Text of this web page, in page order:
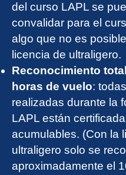
del curso LAPL se
convalidar para el
algo que no es
licencia de ultraligero.
Reconocimiento
horas de vuelo:
realizadas durante la
LAPL están
acumulables. (Con la
ultraligero solo se
aproximadamente el